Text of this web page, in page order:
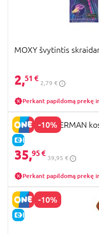
MOXY švytintis
2,51 €
2,79 €
Perkant papildomą prekę
-10%
E-KAINA
RUBIES SPIDERMAN
35,95 €
39,95 €
Perkant papildomą prekę
-10%
E-KAINA